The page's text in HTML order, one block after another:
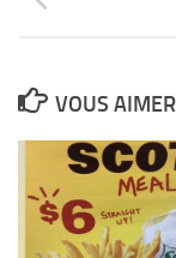
VOUS